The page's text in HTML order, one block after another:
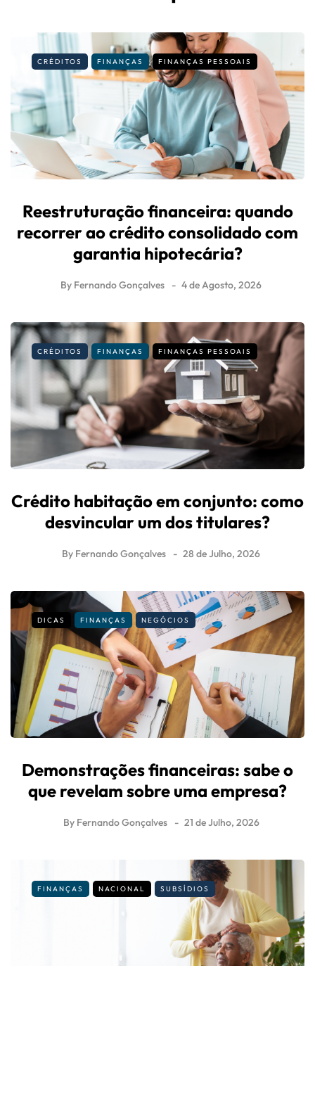
CRÉDITOS FINANÇAS FINANÇAS PESSOAIS
Reestruturação financeira: quando
recorrer ao crédito consolidado com
garantia hipotecária?
By Fernando Gonçalves 4 de Agosto, 2026
CRÉDITOS FINANÇAS FINANÇAS PESSOAIS
Crédito habitação em conjunto: como
desvincular um dos titulares?
By Fernando Gonçalves 28 de Julho, 2026
DICAS FINANÇAS NEGÓCIOS
Demonstrações financeiras: sabe o
que revelam sobre uma empresa?
By Fernando Gonçalves 21 de Julho, 2026
FINANÇAS NACIONAL SUBSÍDIOS